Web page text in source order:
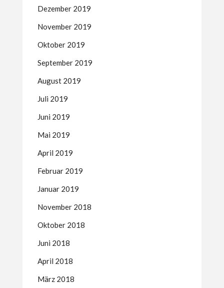
Dezember 2019
November 2019
Oktober 2019
September 2019
August 2019
Juli 2019
Juni 2019
Mai 2019
April 2019
Februar 2019
Januar 2019
November 2018
Oktober 2018
Juni 2018
April 2018
März 2018